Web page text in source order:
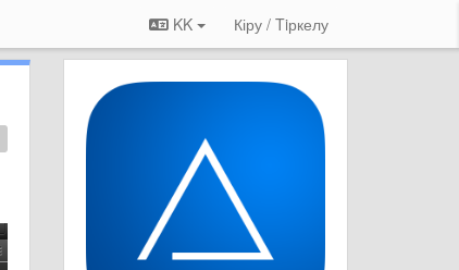
KK Кіру / Tiркелу